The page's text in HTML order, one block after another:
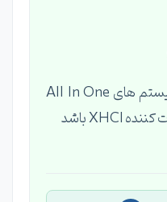
برای نصب ویندوز 7 روی سیستم های All In One